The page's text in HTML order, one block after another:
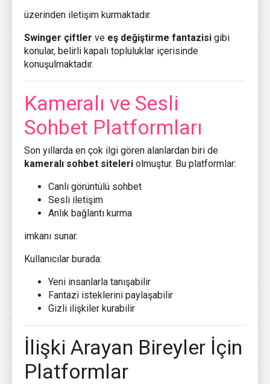
üzerinden iletişim kurmaktadır.
Swinger çiftler ve eş değiştirme fantazisi gibi
konular, belirli kapalı topluluklar içerisinde
konuşulmaktadır.
Kameralı ve Sesli
Sohbet Platformları
Son yıllarda en çok ilgi gören alanlardan biri de
kameralı sohbet siteleri olmuştur. Bu platformlar:
Canlı görüntülü sohbet
Sesli iletişim
Anlık bağlantı kurma
imkanı sunar.
Kullanıcılar burada:
Yeni insanlarla tanışabilir
Fantazi isteklerini paylaşabilir
Gizli ilişkiler kurabilir
İlişki Arayan Bireyler İçin
Platformlar